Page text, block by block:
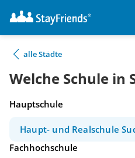
alle Städte
Welche Schule in
Hauptschule
Haupt- und Realschule
Fachhochschule